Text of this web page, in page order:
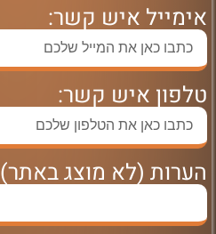
אימייל איש קשר:
טלפון איש קשר:
הערות (לא מוצג באתר)